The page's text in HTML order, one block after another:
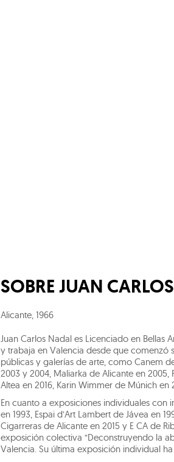
SOBRE JUAN
Alicante, 1966
Juan Carlos Nadal es Licenciado en Bellas
y trabaja en Valencia desde que comenzó
públicas y galerías de arte, como Canem
2003 y 2004, Maliarka de Alicante en 2005,
Altea en 2016, Karin Wimmer de Múnich en
En cuanto a exposiciones individuales con
en 1993, Espai d’Art Lambert de Jávea en
Cigarreras de Alicante en 2015 y E CA de
exposición colectiva “Deconstruyendo la
Valencia. Su última exposición individual